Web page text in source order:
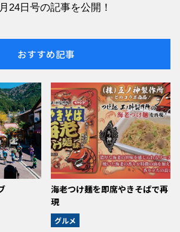
日号の記事を公開！
おすすめ記事
海老つけ麺を即席やきそばで再
現
グルメ